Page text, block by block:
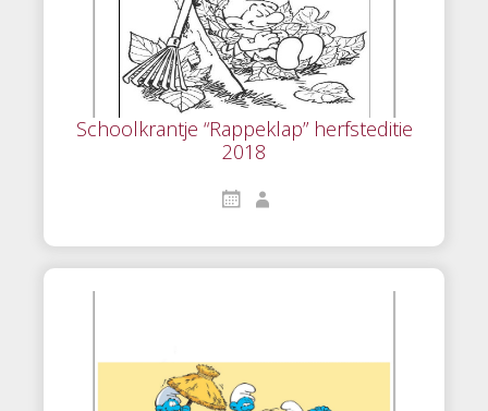
Schoolkrantje “Rappeklap” herfsteditie
2018